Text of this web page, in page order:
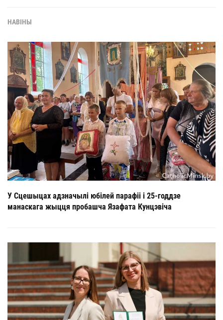
НАВІНЫ
У Сцешыцах адзначылі юбілей парафіі і 25-годдзе
манаскага жыцця пробашча Язафата Кунцэвіча